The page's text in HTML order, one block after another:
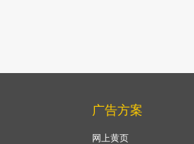
广告方案
网上黄页